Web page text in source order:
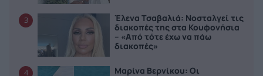
3
Έλενα Τσαβαλιά: Νοσταλγεί τις
διακοπές της στα Κουφονήσια
– «Από τότε έχω να πάω
διακοπές»
4
Μαρίνα Βερνίκου: Οι